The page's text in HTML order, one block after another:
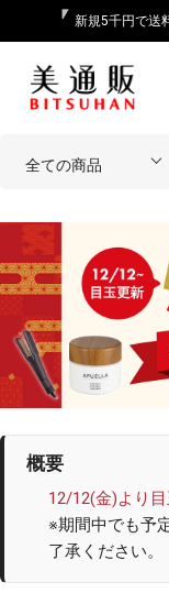
新規5千円で送
概要
12/12(金)より
※期間中でも予
了承ください。